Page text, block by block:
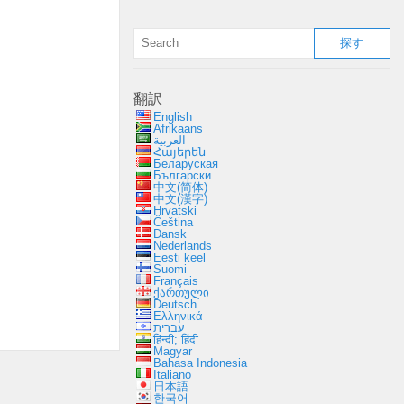
翻訳
English
Afrikaans
العربية
Հայերեն
Беларуская
Български
中文(简体)
中文(漢字)
Hrvatski
Čeština
Dansk
Nederlands
Eesti keel
Suomi
Français
ქართული
Deutsch
Ελληνικά
עברית
हिन्दी; हिंदी
Magyar
Bahasa Indonesia
Italiano
日本語
한국어